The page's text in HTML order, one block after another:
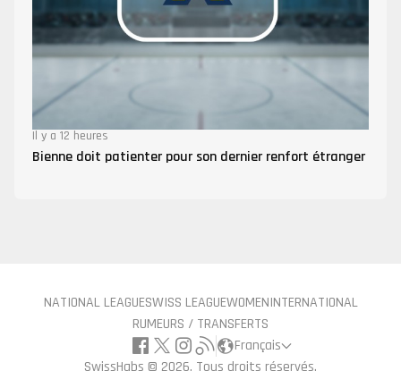
Il y a 12 heures
Bienne doit patienter pour son dernier renfort étranger
NATIONAL LEAGUESWISS LEAGUEWOMENINTERNATIONAL
RUMEURS / TRANSFERTS
Français
SwissHabs © 2026, Tous droits réservés.